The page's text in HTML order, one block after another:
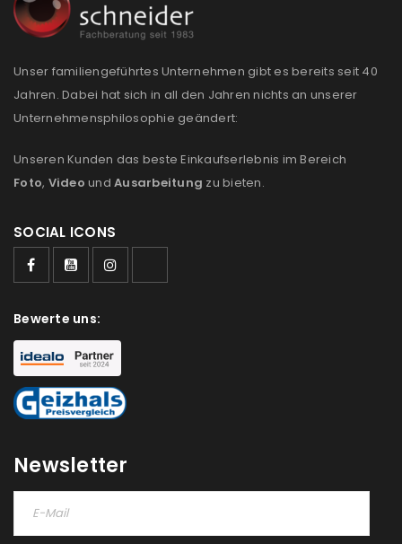
Unser familiengeführtes Unternehmen gibt es bereits seit 40
Jahren. Dabei hat sich in all den Jahren nichts an unserer
Unternehmensphilosophie geändert:
Unseren Kunden das beste Einkaufserlebnis im Bereich
Foto, Video und Ausarbeitung zu bieten.
SOCIAL ICONS
Bewerte uns:
Newsletter